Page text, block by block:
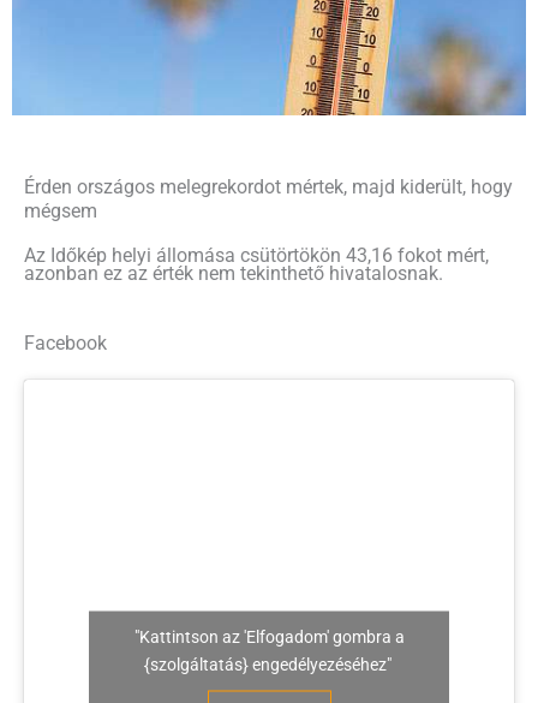
Érden országos melegrekordot mértek, majd kiderült, hogy
mégsem
Az Időkép helyi állomása csütörtökön 43,16 fokot mért,
azonban ez az érték nem tekinthető hivatalosnak.
Facebook
"Kattintson az 'Elfogadom' gombra a
{szolgáltatás} engedélyezéséhez"